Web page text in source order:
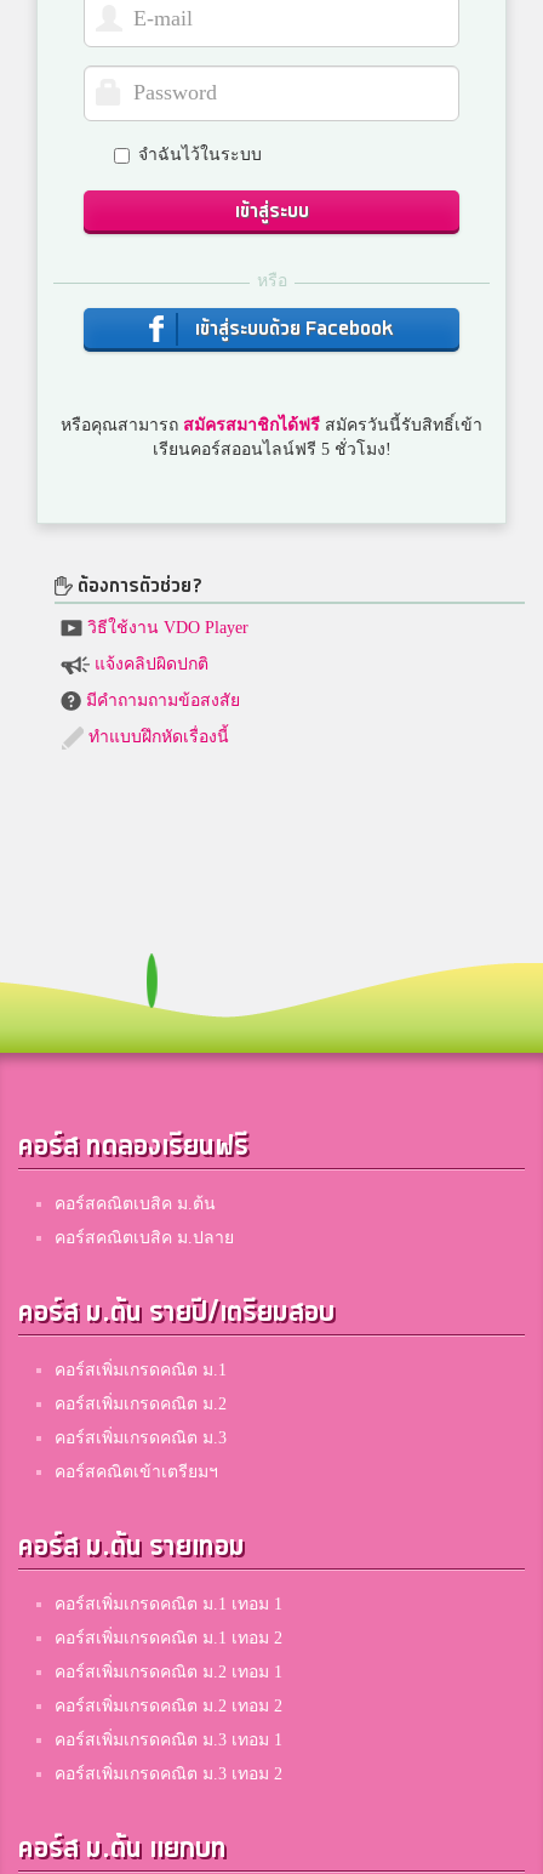
จำฉันไว้ในระบบ
เข้าสู่ระบบ
หรือ
เข้าสู่ระบบด้วย Facebook
หรือคุณสามารถ สมัครสมาชิกได้ฟรี สมัครวันนี้รับสิทธิ์เข้า
เรียนคอร์สออนไลน์ฟรี 5 ชั่วโมง!
ต้องการตัวช่วย?
วิธีใช้งาน VDO Player
แจ้งคลิปผิดปกติ
มีคำถามถามข้อสงสัย
ทำแบบฝึกหัดเรื่องนี้
คอร์ส ทดลองเรียนฟรี
คอร์สคณิตเบสิค ม.ต้น
คอร์สคณิตเบสิค ม.ปลาย
คอร์ส ม.ต้น รายปี/เตรียมสอบ
คอร์สเพิ่มเกรดคณิต ม.1
คอร์สเพิ่มเกรดคณิต ม.2
คอร์สเพิ่มเกรดคณิต ม.3
คอร์สคณิตเข้าเตรียมฯ
คอร์ส ม.ต้น รายเทอม
คอร์สเพิ่มเกรดคณิต ม.1 เทอม 1
คอร์สเพิ่มเกรดคณิต ม.1 เทอม 2
คอร์สเพิ่มเกรดคณิต ม.2 เทอม 1
คอร์สเพิ่มเกรดคณิต ม.2 เทอม 2
คอร์สเพิ่มเกรดคณิต ม.3 เทอม 1
คอร์สเพิ่มเกรดคณิต ม.3 เทอม 2
คอร์ส ม.ต้น แยกบท